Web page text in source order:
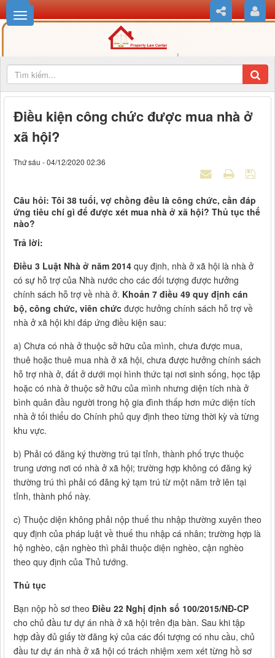
Điều kiện công chức được mua nhà ở
xã hội?
Thứ sáu - 04/12/2020 02:36
Câu hỏi: Tôi 38 tuổi, vợ chồng đều là công chức, cần đáp
ứng tiêu chí gì để được xét mua nhà ở xã hội? Thủ tục thế
nào?
Trả lời:
Điều 3 Luật Nhà ở năm 2014 quy định, nhà ở xã hội là nhà ở
có sự hỗ trợ của Nhà nước cho các đối tượng được hưởng
chính sách hỗ trợ về nhà ở. Khoản 7 điều 49 quy định cán
bộ, công chức, viên chức được hưởng chính sách hỗ trợ về
nhà ở xã hội khi đáp ứng điều kiện sau:
a) Chưa có nhà ở thuộc sở hữu của mình, chưa được mua,
thuê hoặc thuê mua nhà ở xã hội, chưa được hưởng chính sách
hỗ trợ nhà ở, đất ở dưới mọi hình thức tại nơi sinh sống, học tập
hoặc có nhà ở thuộc sở hữu của mình nhưng diện tích nhà ở
bình quân đầu người trong hộ gia đình thấp hơn mức diện tích
nhà ở tối thiểu do Chính phủ quy định theo từng thời kỳ và từng
khu vực.
b) Phải có đăng ký thường trú tại tỉnh, thành phố trực thuộc
trung ương nơi có nhà ở xã hội; trường hợp không có đăng ký
thường trú thì phải có đăng ký tạm trú từ một năm trở lên tại
tỉnh, thành phố này.
c) Thuộc diện không phải nộp thuế thu nhập thường xuyên theo
quy định của pháp luật về thuế thu nhập cá nhân; trường hợp là
hộ nghèo, cận nghèo thì phải thuộc diện nghèo, cận nghèo
theo quy định của Thủ tướng.
Thủ tục
Bạn nộp hồ sơ theo Điều 22 Nghị định số 100/2015/NĐ-CP
cho chủ đầu tư dự án nhà ở xã hội trên địa bàn. Sau khi tập
hợp đầy đủ giấy tờ đăng ký của các đối tượng có nhu cầu, chủ
đầu tư dự án nhà ở xã hội có trách nhiệm xem xét từng hồ sơ